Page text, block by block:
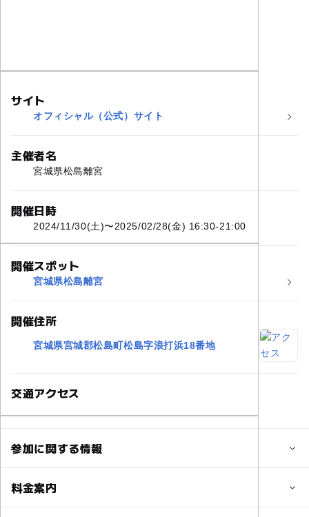
サイト
オフィシャル（公式）サイト
主催者名
宮城県松島離宮
開催日時
2024/11/30(土)〜2025/02/28(金) 16:30-21:00
開催スポット
宮城県松島離宮
開催住所
宮城県宮城郡松島町松島字浪打浜18番地
交通アクセス
参加に関する情報
対象年齢
料金案内